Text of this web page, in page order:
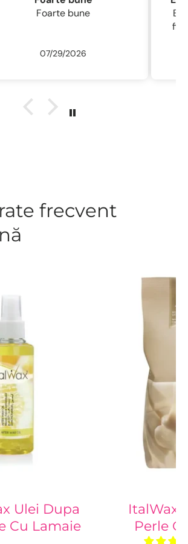
Foarte bune
07/29/2026
Excelentă
fin ,
frecvent
Ulei Dupa
Cu Lamaie
ItalWax
Perle